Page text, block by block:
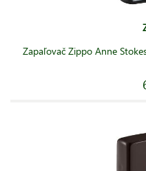
Zapaľovač Zippo Anne